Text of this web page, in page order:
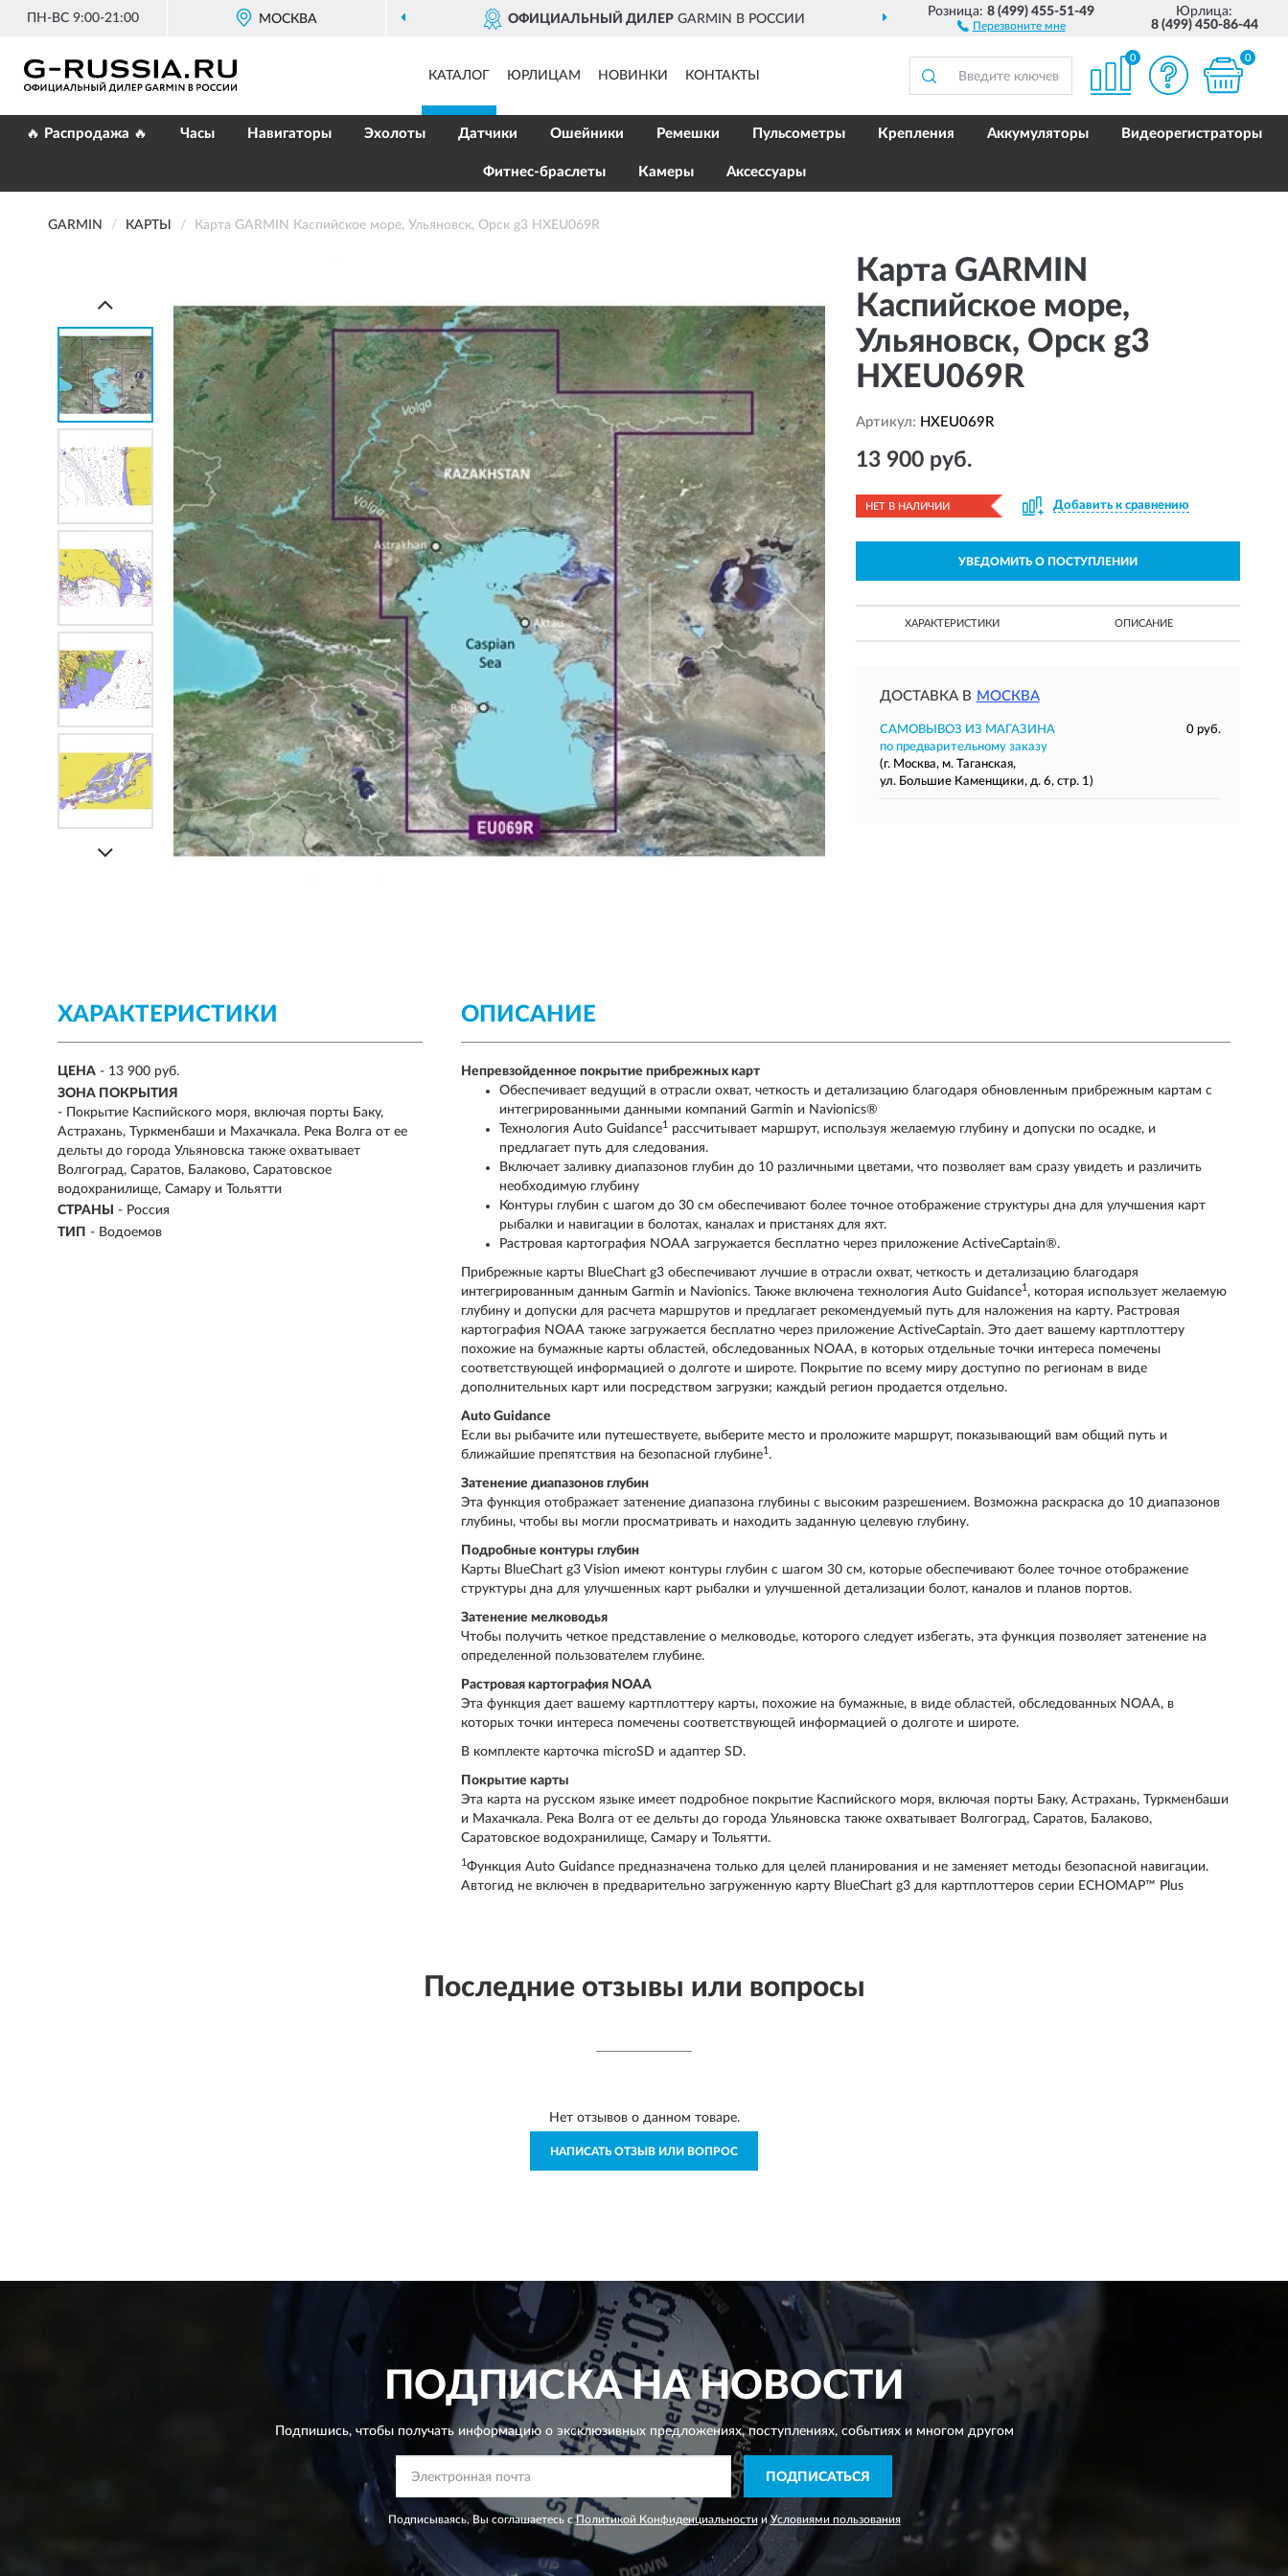
ПН-ВС 9:00-21:00 МОСКВА ОФИЦИАЛЬНЫЙ ДИЛЕРGARMIN В РОССИИ ДОСТАВИМ ПО ВСЕЙ РОССИИ
Розница:8 (499) 455-51-49
Перезвоните мне
Юрлица:
8 (499) 450-86-44
КАТАЛОГ ЮРЛИЦАМ НОВИНКИ КОНТАКТЫ
0 0
🔥 Распродажа 🔥 Часы Навигаторы Эхолоты Датчики Ошейники Ремешки Пульсометры Крепления Аккумуляторы Видеорегистраторы
Фитнес-браслеты Камеры Аксессуары
GARMIN КАРТЫ Карта GARMIN Каспийское море, Ульяновск, Орск g3 HXEU069R
Карта GARMIN
Каспийское море,
Ульяновск, Орск g3
HXEU069R
Артикул: HXEU069R
13 900 руб.
НЕТ В НАЛИЧИИ Добавить к сравнению
УВЕДОМИТЬ О ПОСТУПЛЕНИИ
ХАРАКТЕРИСТИКИ ОПИСАНИЕ
ДОСТАВКА В МОСКВА
САМОВЫВОЗ ИЗ МАГАЗИНА
0 руб.
по предварительному заказу
(г. Москва, м. Таганская,
ул. Большие Каменщики, д. 6, стр. 1)
ХАРАКТЕРИСТИКИ
ЦЕНА - 13 900 руб.
ЗОНА ПОКРЫТИЯ
- Покрытие Каспийского моря, включая порты Баку,
Астрахань, Туркменбаши и Махачкала. Река Волга от ее
дельты до города Ульяновска также охватывает
Волгоград, Саратов, Балаково, Саратовское
водохранилище, Самару и Тольятти
СТРАНЫ
- Россия
ТИП - Водоемов
ОПИСАНИЕ
Непревзойденное покрытие прибрежных карт
Обеспечивает ведущий в отрасли охват, четкость и детализацию благодаря обновленным прибрежным картам с
интегрированными данными компаний Garmin и Navionics®
Технология Auto Guidance1
рассчитывает маршрут, используя желаемую глубину и допуски по осадке, и
предлагает путь для следования.
Включает заливку диапазонов глубин до 10 различными цветами, что позволяет вам сразу увидеть и различить
необходимую глубину
Контуры глубин с шагом до 30 см обеспечивают более точное отображение структуры дна для улучшения карт
рыбалки и навигации в болотах, каналах и пристанях для яхт.
Растровая картография NOAA загружается бесплатно через приложение ActiveCaptain®.
Прибрежные карты BlueChart g3 обеспечивают лучшие в отрасли охват, четкость и детализацию благодаря
интегрированным данным Garmin и Navionics. Также включена технология Auto Guidance1 , которая использует желаемую
глубину и допуски для расчета маршрутов и предлагает рекомендуемый путь для наложения на карту. Растровая
картография NOAA также загружается бесплатно через приложение ActiveCaptain. Это дает вашему картплоттеру
похожие на бумажные карты областей, обследованных NOAA, в которых отдельные точки интереса помечены
соответствующей информацией о долготе и широте. Покрытие по всему миру доступно по регионам в виде
дополнительных карт или посредством загрузки; каждый регион продается отдельно.
Auto Guidance
Если вы рыбачите или путешествуете, выберите место и проложите маршрут, показывающий вам общий путь и
ближайшие препятствия на безопасной глубине1 .
Затенение диапазонов глубин
Эта функция отображает затенение диапазона глубины с высоким разрешением. Возможна раскраска до 10 диапазонов
глубины, чтобы вы могли просматривать и находить заданную целевую глубину.
Подробные контуры глубин
Карты BlueChart g3 Vision имеют контуры глубин с шагом 30 см, которые обеспечивают более точное отображение
структуры дна для улучшенных карт рыбалки и улучшенной детализации болот, каналов и планов портов.
Затенение мелководья
Чтобы получить четкое представление о мелководье, которого следует избегать, эта функция позволяет затенение на
определенной пользователем глубине.
Растровая картография NOAA
Эта функция дает вашему картплоттеру карты, похожие на бумажные, в виде областей, обследованных NOAA, в
которых точки интереса помечены соответствующей информацией о долготе и широте.
В комплекте карточка microSD и адаптер SD.
Покрытие карты
Эта карта на русском языке имеет подробное покрытие Каспийского моря, включая порты Баку, Астрахань, Туркменбаши
и Махачкала. Река Волга от ее дельты до города Ульяновска также охватывает Волгоград, Саратов, Балаково,
Саратовское водохранилище, Самару и Тольятти.
1Функция Auto Guidance предназначена только для целей планирования и не заменяет методы безопасной навигации.
Автогид не включен в предварительно загруженную карту BlueChart g3 для картплоттеров серии ECHOMAP™ Plus
Последние отзывы или вопросы
Нет отзывов о данном товаре.
НАПИСАТЬ ОТЗЫВ ИЛИ ВОПРОС
ПОДПИСКА НА НОВОСТИ
Подпишись, чтобы получать информацию о эксклюзивных предложениях,поступлениях, событиях и многом другом
ПОДПИСАТЬСЯ
Подписываясь, Вы соглашаетесь сПолитикой Конфиденциальности иУсловиями пользования